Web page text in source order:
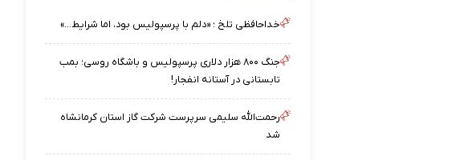
خداحافظی تلخ ؛ «دلم با پرسپولیس بود، اما شرایط…»
جنگ ۸۰۰ هزار دلاری پرسپولیس و باشگاه روسی؛ بمب
تابستانی در آستانه انفجار!
رحمت‌الله سلیمی سرپرست شرکت گاز استان کرمانشاه
شد